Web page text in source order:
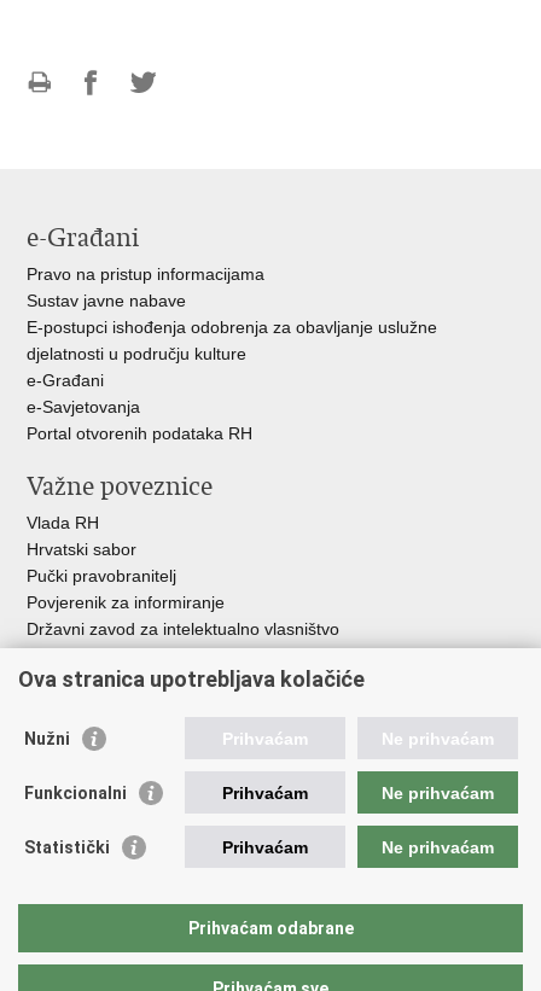
e-Građani
Pravo na pristup informacijama
Sustav javne nabave
E-postupci ishođenja odobrenja za obavljanje uslužne
djelatnosti u području kulture
e-Građani
e-Savjetovanja
Portal otvorenih podataka RH
Važne poveznice
Vlada RH
Hrvatski sabor
Pučki pravobranitelj
Povjerenik za informiranje
Državni zavod za intelektualno vlasništvo
HAKOM
Ostale poveznice
Hrvatski audiovizualni centar
Creative Europe
EU National Institutes for Culture
Međunarodni centar za podvodnu arheologiju u Zadru (MCPA)
Ova stranica upotrebljava kolačiće
Nužni Prihvaćam Ne prihvaćam
Funkcionalni Prihvaćam Ne prihvaćam
Statistički Prihvaćam Ne prihvaćam
Prihvaćam odabrane